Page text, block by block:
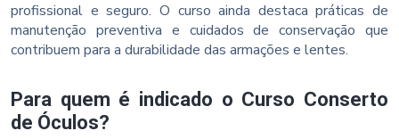
profissional e seguro. O curso ainda destaca práticas de
manutenção preventiva e cuidados de conservação que
contribuem para a durabilidade das armações e lentes.
Para quem é indicado o Curso Conserto
de Óculos?